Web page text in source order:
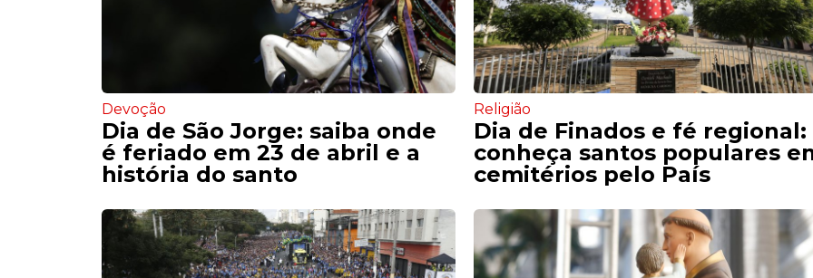
Devoção
Dia de São Jorge: saiba onde
é feriado em 23 de abril e a
história do santo
Religião
Dia de Finados e fé regional:
conheça santos populares
cemitérios pelo País